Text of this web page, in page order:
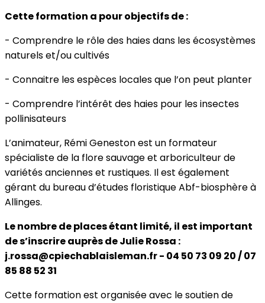
Cette formation a pour objectifs de :
- Comprendre le rôle des haies dans les écosystèmes
naturels et/ou cultivés
- Connaitre les espèces locales que l’on peut planter
- Comprendre l’intérêt des haies pour les insectes
pollinisateurs
L’animateur, Rémi Geneston est un formateur
spécialiste de la flore sauvage et arboriculteur de
variétés anciennes et rustiques. Il est également
gérant du bureau d’études floristique Abf-biosphère à
Allinges.
Le nombre de places étant limité, il est important
de s’inscrire auprès de Julie Rossa :
j.rossa@cpiechablaisleman.fr - 04 50 73 09 20 / 07
85 88 52 31
Cette formation est organisée avec le soutien de